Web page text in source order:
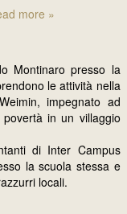
more »
Montinaro presso la
le attività nella
impegnato ad
in un villaggio
di Inter Campus
la scuola stessa e
locali.